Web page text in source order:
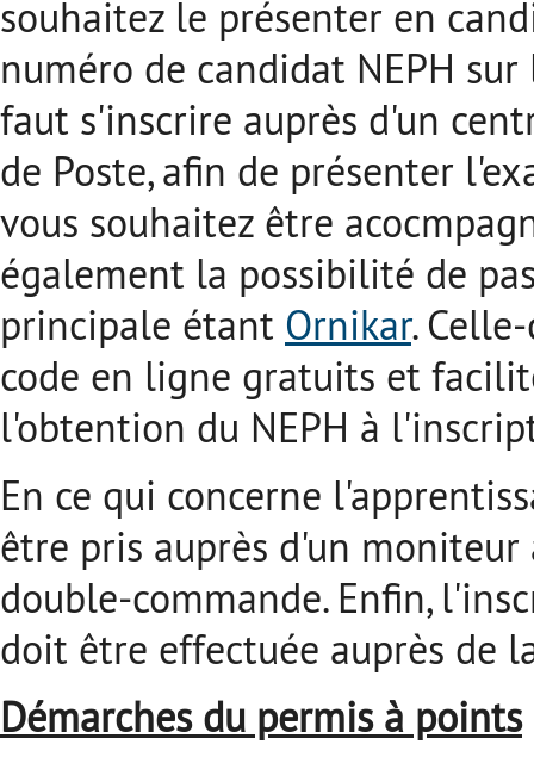
souhaitez le présenter en
numéro de candidat NEPH
faut s'inscrire auprès d'un
de Poste, afin de présenter
vous souhaitez être
également la possibilité de
principale étant Ornikar.
code en ligne gratuits et
l'obtention du NEPH à
En ce qui concerne
être pris auprès d'un
double-commande. Enfin,
doit être effectuée auprès de
Démarches du permis à points